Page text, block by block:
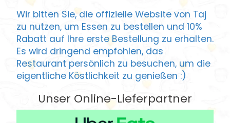
Wir bitten Sie, die offizielle Website von Taj
zu nutzen, um Essen zu bestellen und 10%
Rabatt auf Ihre erste Bestellung zu erhalten.
Es wird dringend empfohlen, das
Restaurant persönlich zu besuchen, um die
eigentliche Köstlichkeit zu genießen :)
Unser Online-Lieferpartner